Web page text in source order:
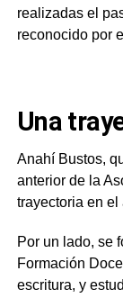
realizadas el
reconocido por
Una
Anahí Bustos,
anterior de la
trayectoria en
Por un lado, se
Formación
escritura, y